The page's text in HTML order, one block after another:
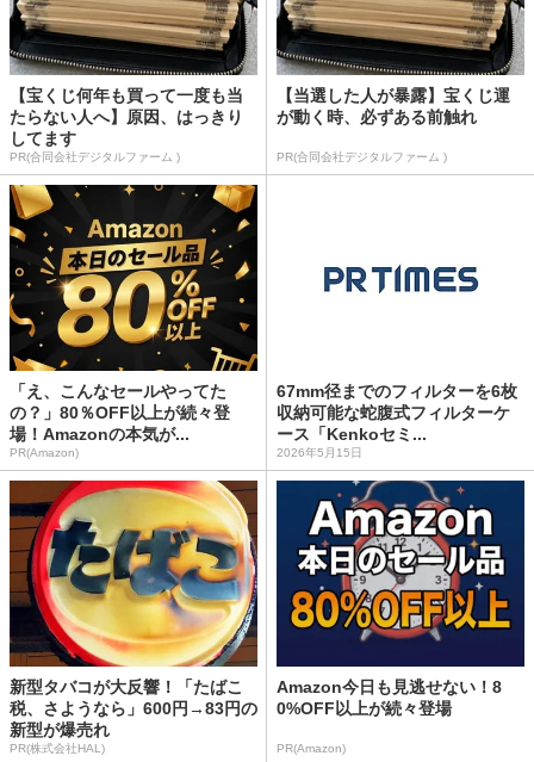
【宝くじ何年も買って一度も当
たらない人へ】原因、はっきり
してます
PR(合同会社デジタルファーム )
【当選した人が暴露】宝くじ運
が動く時、必ずある前触れ
PR(合同会社デジタルファーム )
「え、こんなセールやってた
の？」80％OFF以上が続々登
場！Amazonの本気が...
PR(Amazon)
67mm径までのフィルターを6枚
収納可能な蛇腹式フィルターケ
ース「Kenkoセミ...
2026年5月15日
新型タバコが大反響！「たばこ
税、さようなら」600円→83円の
新型が爆売れ
PR(株式会社HAL)
Amazon今日も見逃せない！8
0%OFF以上が続々登場
PR(Amazon)